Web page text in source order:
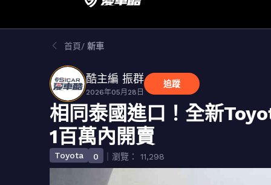
首頁 新車
酷主編 振群
2026年05月28日
追蹤
相同泰國進口！全新
1百萬內開賣
Toyota 0 ｜瀏覽： 11,298